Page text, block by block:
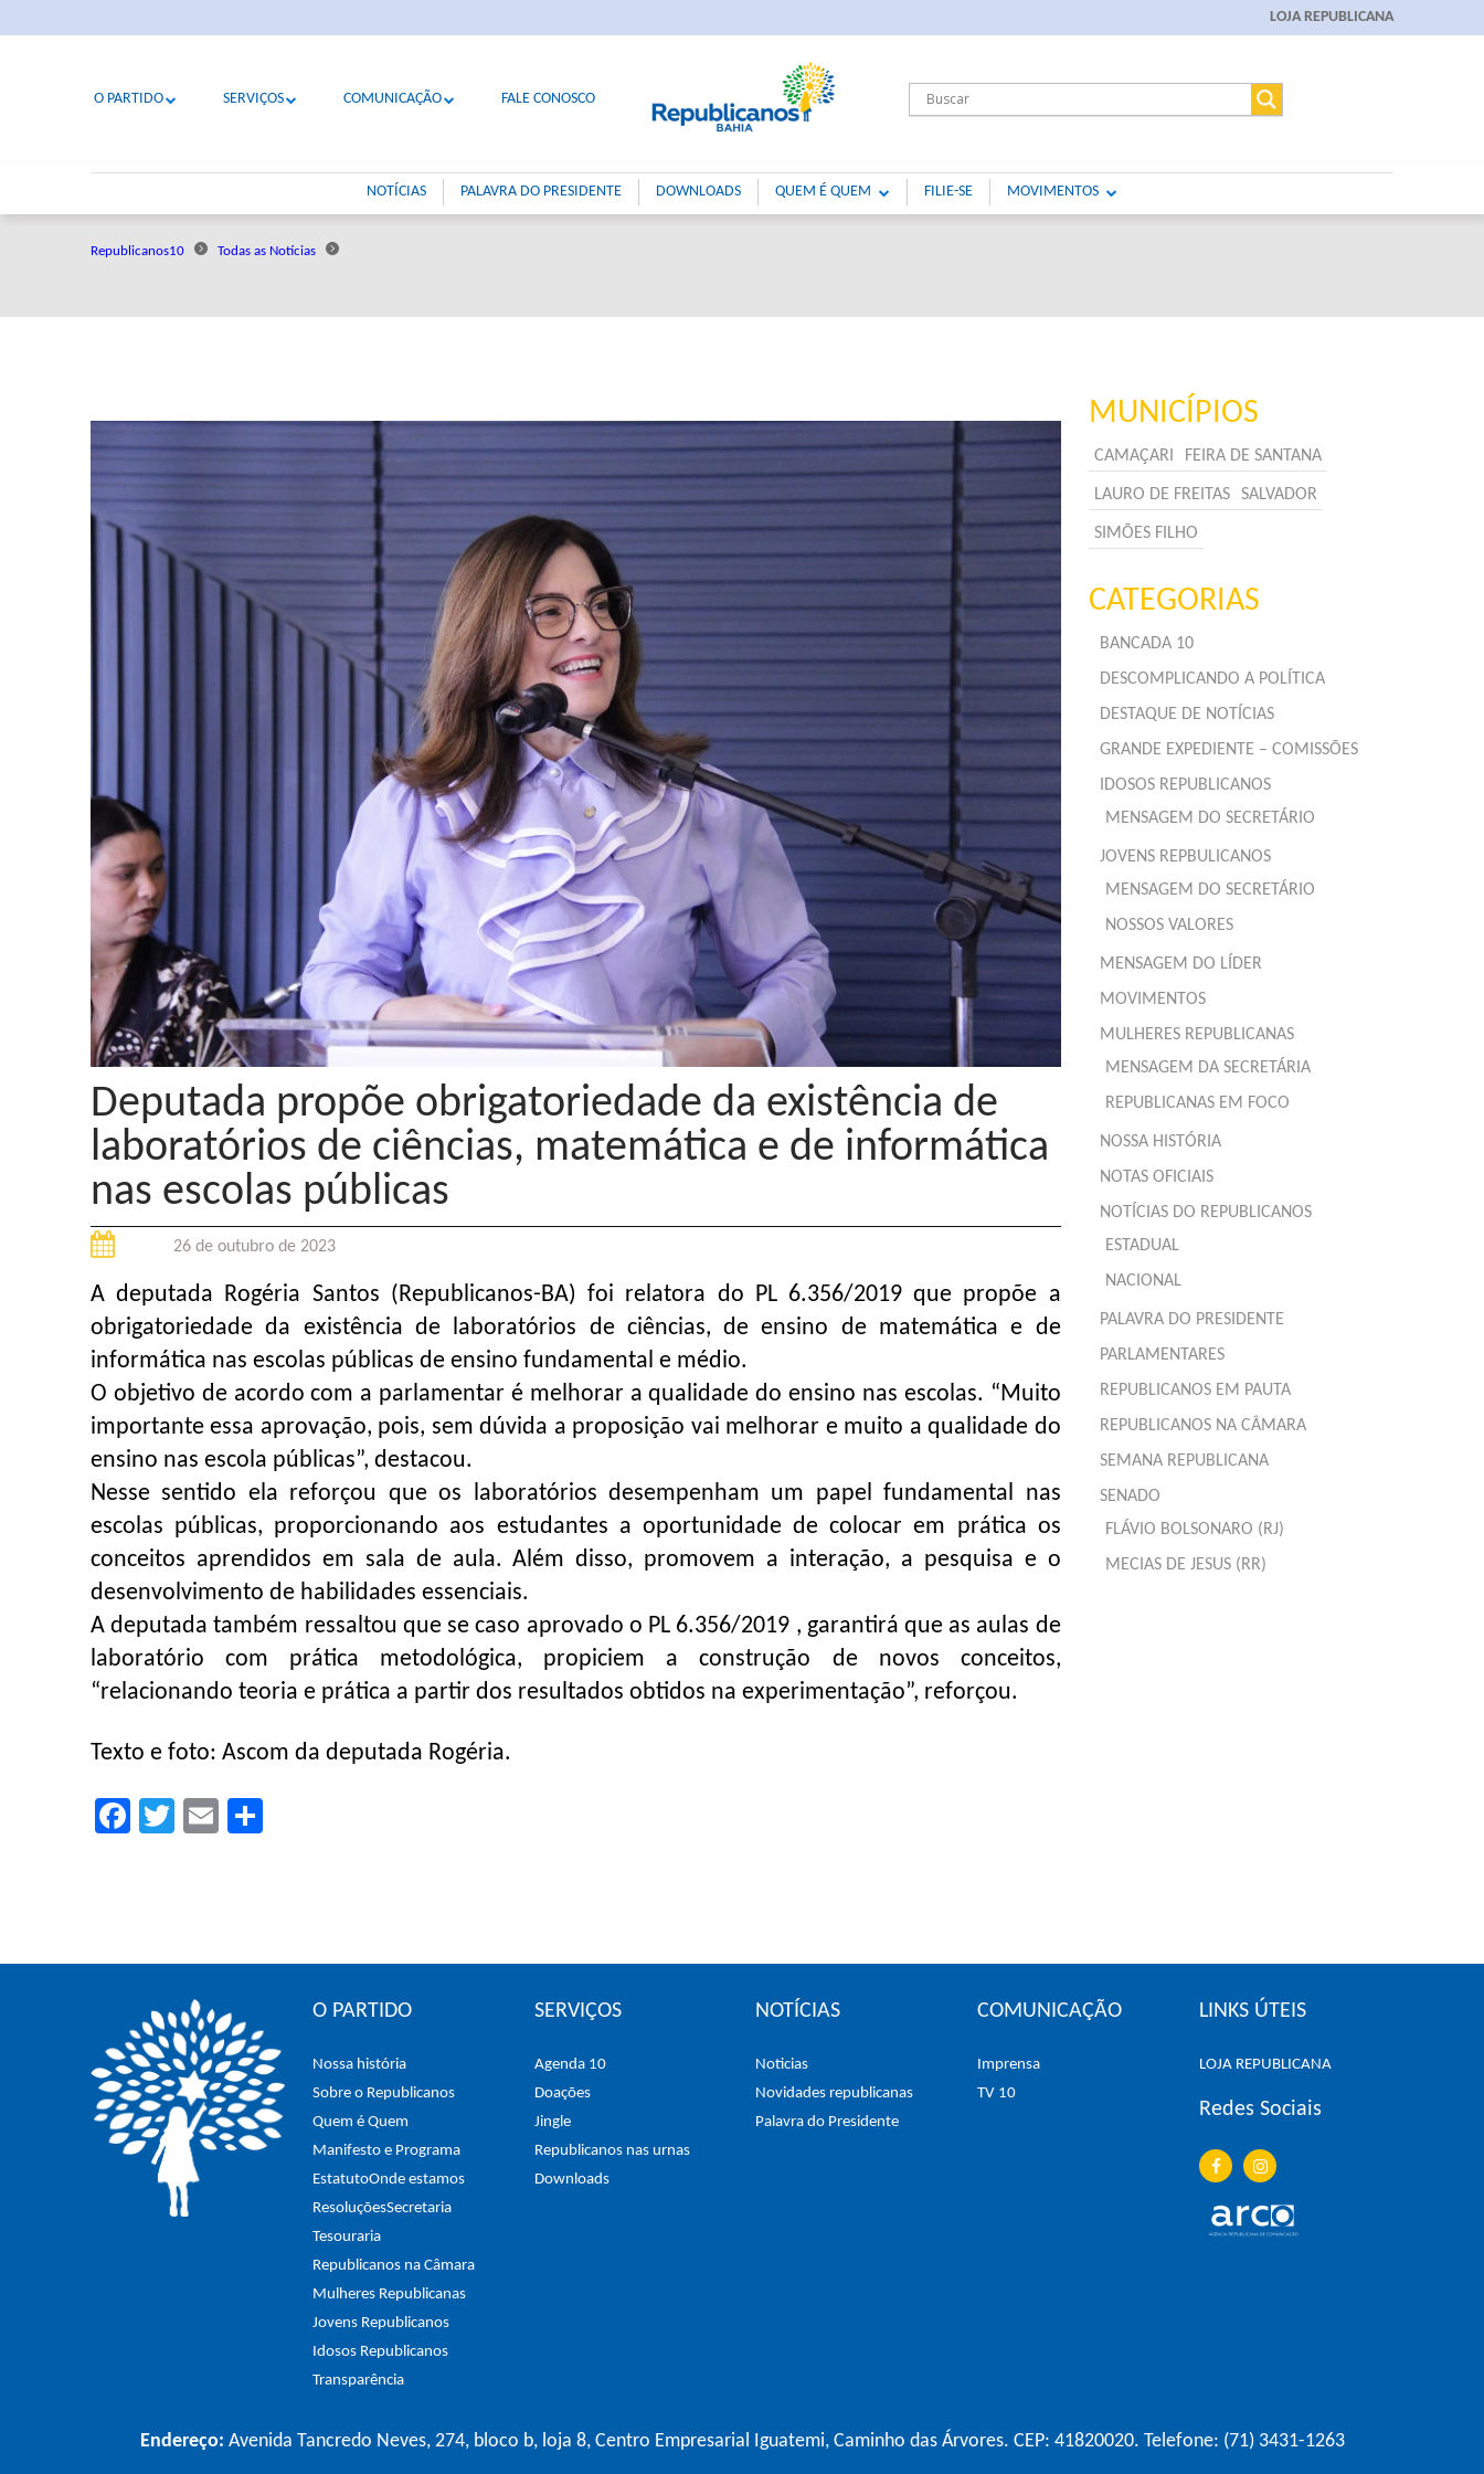
LOJA REPUBLICANA
O PARTIDO SERVIÇOS COMUNICAÇÃO FALE CONOSCO
NOTÍCIAS PALAVRA DO PRESIDENTE DOWNLOADS QUEM É QUEM FILIE-SE MOVIMENTOS
Republicanos10 Todas as Notícias
Deputada propõe obrigatoriedade da existência de
laboratórios de ciências, matemática e de informática
nas escolas públicas
26 de outubro de 2023
A deputada Rogéria Santos (Republicanos-BA) foi relatora do PL 6.356/2019 que propõe a
obrigatoriedade da existência de laboratórios de ciências, de ensino de matemática e de
informática nas escolas públicas de ensino fundamental e médio.
O objetivo de acordo com a parlamentar é melhorar a qualidade do ensino nas escolas. “Muito
importante essa aprovação, pois, sem dúvida a proposição vai melhorar e muito a qualidade do
ensino nas escola públicas”, destacou.
Nesse sentido ela reforçou que os laboratórios desempenham um papel fundamental nas
escolas públicas, proporcionando aos estudantes a oportunidade de colocar em prática os
conceitos aprendidos em sala de aula. Além disso, promovem a interação, a pesquisa e o
desenvolvimento de habilidades essenciais.
A deputada também ressaltou que se caso aprovado o PL 6.356/2019 , garantirá que as aulas de
laboratório com prática metodológica, propiciem a construção de novos conceitos,
“relacionando teoria e prática a partir dos resultados obtidos na experimentação”, reforçou.
Texto e foto: Ascom da deputada Rogéria.
Facebook
TwitterEmail
MUNICÍPIOS
CAMAÇARI FEIRA DE SANTANA
LAURO DE FREITAS SALVADOR
SIMÕES FILHO
CATEGORIAS
BANCADA 10
DESCOMPLICANDO A POLÍTICA
DESTAQUE DE NOTÍCIAS
GRANDE EXPEDIENTE – COMISSÕES
IDOSOS REPUBLICANOS
MENSAGEM DO SECRETÁRIO
JOVENS REPBULICANOS
MENSAGEM DO SECRETÁRIO
NOSSOS VALORES
MENSAGEM DO LÍDER
MOVIMENTOS
MULHERES REPUBLICANAS
MENSAGEM DA SECRETÁRIA
REPUBLICANAS EM FOCO
NOSSA HISTÓRIA
NOTAS OFICIAIS
NOTÍCIAS DO REPUBLICANOS
ESTADUAL
NACIONAL
PALAVRA DO PRESIDENTE
PARLAMENTARES
REPUBLICANOS EM PAUTA
REPUBLICANOS NA CÂMARA
SEMANA REPUBLICANA
SENADO
FLÁVIO BOLSONARO (RJ)
MECIAS DE JESUS (RR)
O PARTIDO
Nossa história
Sobre o Republicanos
Quem é Quem
Manifesto e Programa
EstatutoOnde estamos
ResoluçõesSecretaria
Tesouraria
Republicanos na Câmara
Mulheres Republicanas
Jovens Republicanos
Idosos Republicanos
Transparência
SERVIÇOS
Agenda 10
Doações
Jingle
Republicanos nas urnas
Downloads
NOTÍCIAS
Noticias
Novidades republicanas
Palavra do Presidente
COMUNICAÇÃO
Imprensa
TV 10
LINKS ÚTEIS
LOJA REPUBLICANA
Redes Sociais
Endereço: Avenida Tancredo Neves, 274, bloco b, loja 8, Centro Empresarial Iguatemi, Caminho das Árvores. CEP: 41820020. Telefone: (71) 3431-1263